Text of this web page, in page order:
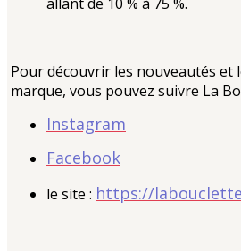
allant de 10 % à 75 %.
Pour découvrir les nouveautés et
marque, vous pouvez suivre La
Instagram
Facebook
le site : https://